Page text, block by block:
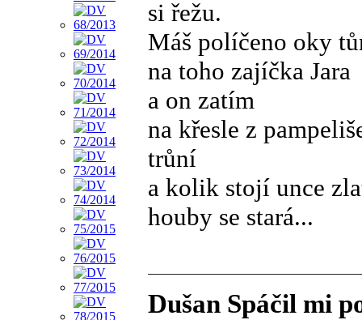
si řežu.
Máš políčeno oky
na toho zajíčka Jara
a on zatím
na křesle z
trůní
a kolik stojí unce
houby se stará...
Dušan Spáčil mi